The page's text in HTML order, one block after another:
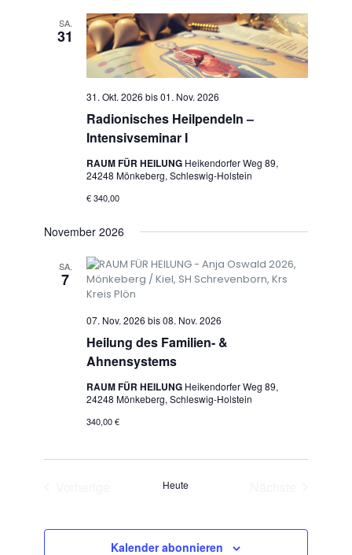
SA.
31
Radionisches Heilpendeln –
Intensivseminar I
31. Okt. 2026 bis01. Nov. 2026
RAUM FÜR HEILUNG Heikendorfer Weg 89,
24248 Mönkeberg, Schleswig-Holstein
€ 340,00
November 2026
SA.
7
Heilung des Familien- &
Ahnensystems
07. Nov. 2026 bis08. Nov. 2026
RAUM FÜR HEILUNG Heikendorfer Weg 89,
24248 Mönkeberg, Schleswig-Holstein
340,00 €
Heute
Kalender abonnieren